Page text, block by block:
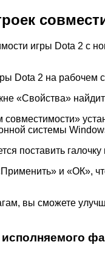
игры Dota 2 с
Dota 2 на
«Свойства»
совместимости»
системы
поставить
и «ОК»,
вы сможете